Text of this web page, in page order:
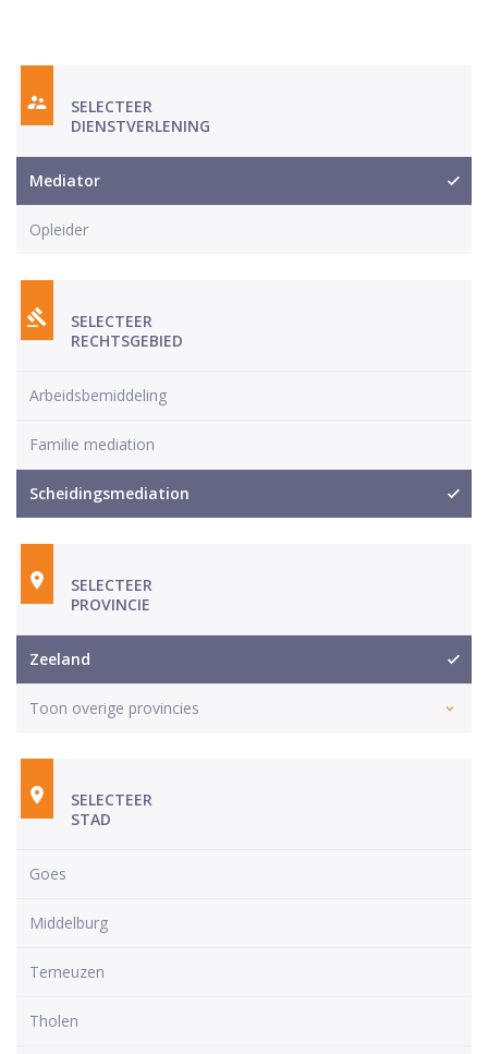
SELECTEER
DIENSTVERLENING
Mediator
Opleider
SELECTEER
RECHTSGEBIED
Arbeidsbemiddeling
Familie mediation
Scheidingsmediation
SELECTEER
PROVINCIE
Zeeland
Toon overige provincies
SELECTEER
STAD
Goes
Middelburg
Terneuzen
Tholen